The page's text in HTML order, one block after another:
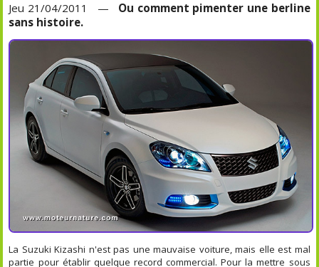
Jeu 21/04/2011 — Ou comment pimenter une berline
sans histoire.
La Suzuki Kizashi n'est pas une mauvaise voiture, mais elle est mal
partie pour établir quelque record commercial. Pour la mettre sous